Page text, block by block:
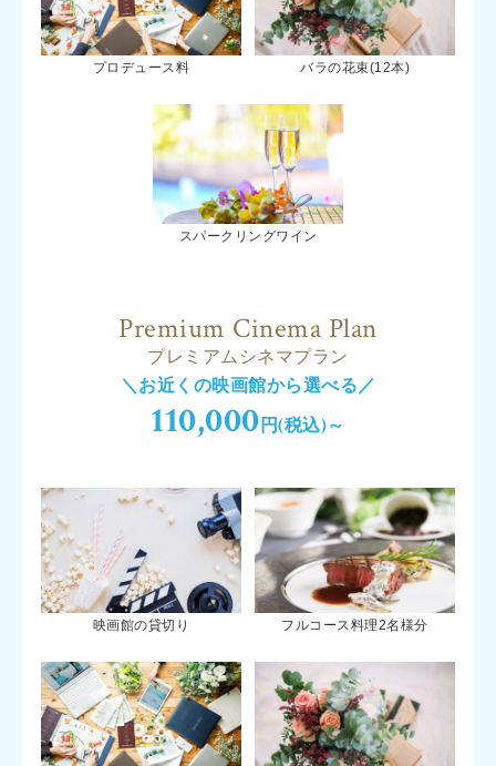
プロデュース料 バラの花束(12本)
スパークリングワイン
Premium Cinema Plan
プレミアムシネマプラン
＼お近くの映画館から選べる／
110,000円(税込)～
映画館の貸切り フルコース料理2名様分